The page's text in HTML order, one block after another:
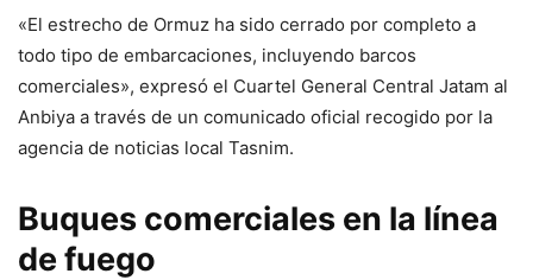
«El estrecho de Ormuz ha sido cerrado por completo a
todo tipo de embarcaciones, incluyendo barcos
comerciales», expresó el Cuartel General Central Jatam al
Anbiya a través de un comunicado oficial recogido por la
agencia de noticias local Tasnim.
Buques comerciales en la línea
de fuego